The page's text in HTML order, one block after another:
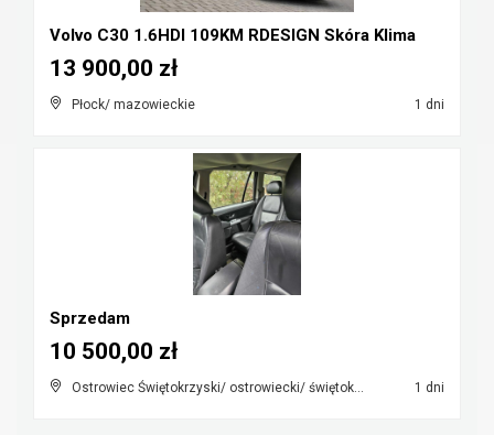
Volvo C30 1.6HDI 109KM RDESIGN Skóra Klima
Płock/ mazowieckie 1 dni
13 900,00 zł
Sprzedam
Ostrowiec Świętokrzyski/ ostrowiecki/ świętokrzyskie 1 dni
10 500,00 zł